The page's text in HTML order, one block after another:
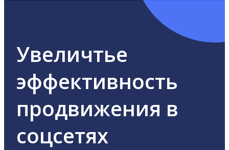
Увеличтье
эффективность
продвижения в
соцсетях